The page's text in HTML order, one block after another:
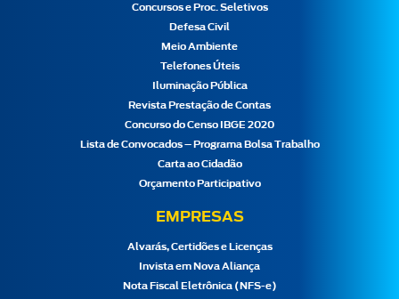
Concursos e Proc. Seletivos
Defesa Civil
Meio Ambiente
Telefones Úteis
Iluminação Pública
Revista Prestação de Contas
Concurso do Censo IBGE 2020
Lista de Convocados – Programa Bolsa Trabalho
Carta ao Cidadão
Orçamento Participativo
EMPRESAS
Alvarás, Certidões e Licenças
Invista em Nova Aliança
Nota Fiscal Eletrônica (NFS-e)